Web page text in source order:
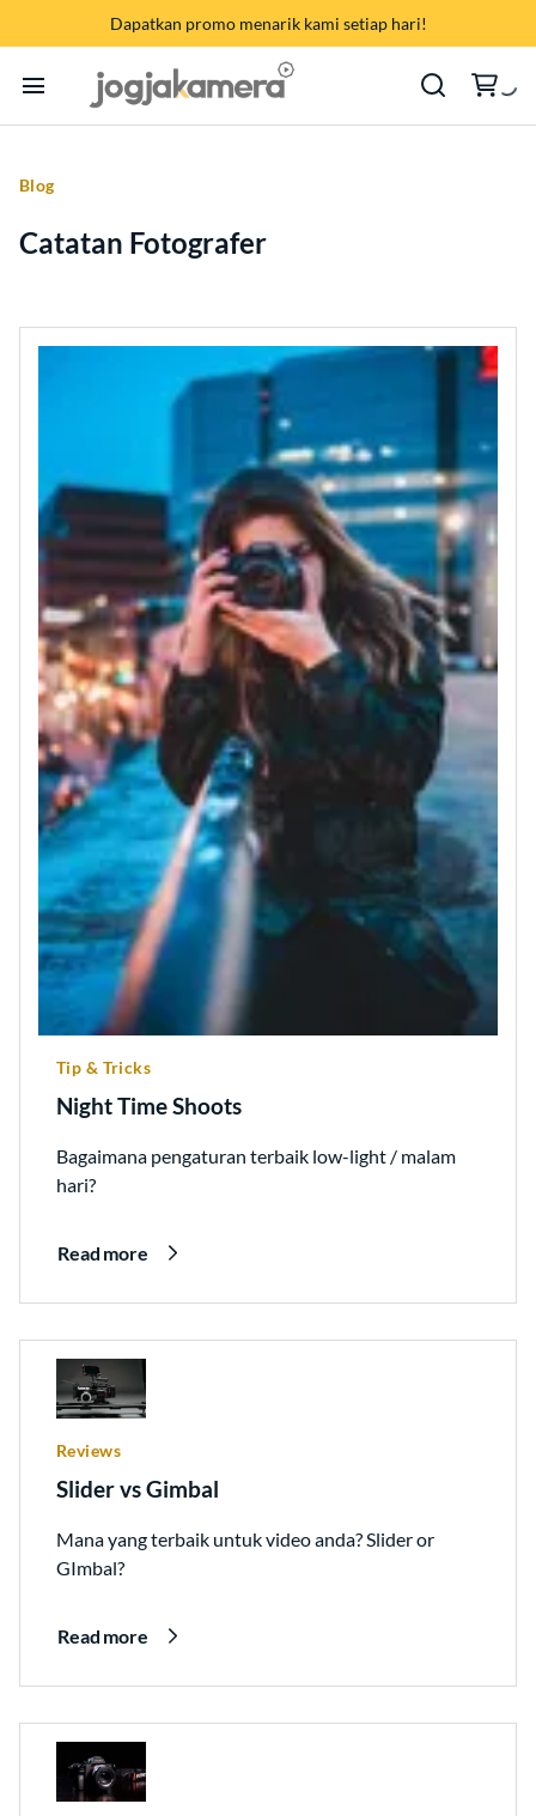
Dapatkan promo menarik kami setiap hari!
Audio Interface | Sound System
Baterai | Charger | AC Adaptor
Live Streaming | Hybrid Meeting
Brand
SONY
CANON
NIKON
APPLE
Hubungi Kami
Artikel
Blog
Catatan Fotografer
Tip & Tricks
Night Time Shoots
Bagaimana pengaturan terbaik low-light / malam
hari?
Read more
Reviews
Slider vs Gimbal
Mana yang terbaik untuk video anda? Slider or
GImbal?
Read more